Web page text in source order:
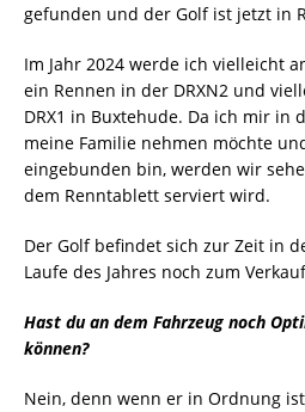
gefunden und der Golf ist jetzt in
Im Jahr 2024 werde ich vielleicht
ein Rennen in der DRXN2 und
DRX1 in Buxtehude. Da ich mir in
meine Familie nehmen möchte
eingebunden bin, werden wir
dem Renntablett serviert wird.
Der Golf befindet sich zur Zeit in
Laufe des Jahres noch zum
Hast du an dem Fahrzeug noch
können?
Nein, denn wenn er in Ordnung